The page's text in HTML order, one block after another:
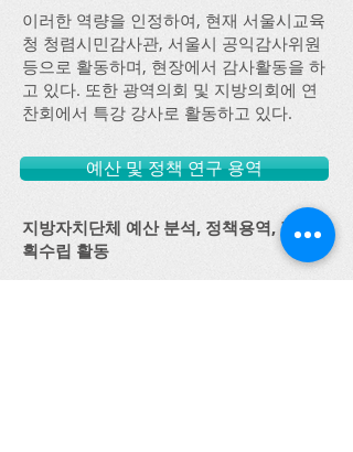
이러한 역량을 인정하여, 현재 서울시교육
청 청렴시민감사관, 서울시 공익감사위원
등으로 활동하며, 현장에서 감사활동을 하
고 있다. 또한 광역의회 및 지방의회에 연
찬회에서 특강 강사로 활동하고 있다.
예산 및 정책 연구 용역
지방자치단체 예산 분석, 정책용역, 정책계
획수립 활동